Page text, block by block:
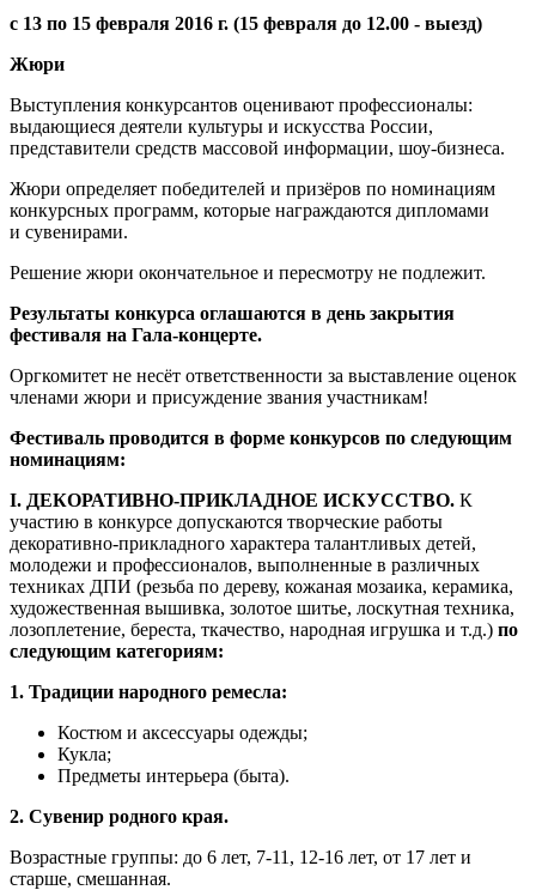
с 13 по 15 февраля 2016 г. (15 февраля до 12.00 - выезд)
Жюри
Выступления конкурсантов оценивают профессионалы:
выдающиеся деятели культуры и искусства России,
представители средств массовой информации, шоу-бизнеса.
Жюри определяет победителей и призёров по номинациям
конкурсных программ, которые награждаются дипломами
и сувенирами.
Решение жюри окончательное и пересмотру не подлежит.
Результаты конкурса оглашаются в день закрытия
фестиваля на Гала-концерте.
Оргкомитет не несёт ответственности за выставление оценок
членами жюри и присуждение звания участникам!
Фестиваль проводится в форме конкурсов по следующим
номинациям:
I. ДЕКОРАТИВНО-ПРИКЛАДНОЕ ИСКУССТВО. К
участию в конкурсе допускаются творческие работы
декоративно-прикладного характера талантливых детей,
молодежи и профессионалов, выполненные в различных
техниках ДПИ (резьба по дереву, кожаная мозаика, керамика,
художественная вышивка, золотое шитье, лоскутная техника,
лозоплетение, береста, ткачество, народная игрушка и т.д.) по
следующим категориям:
1. Традиции народного ремесла:
Костюм и аксессуары одежды;
Кукла;
Предметы интерьера (быта).
2. Сувенир родного края.
Возрастные группы: до 6 лет, 7-11, 12-16 лет, от 17 лет и
старше, смешанная.